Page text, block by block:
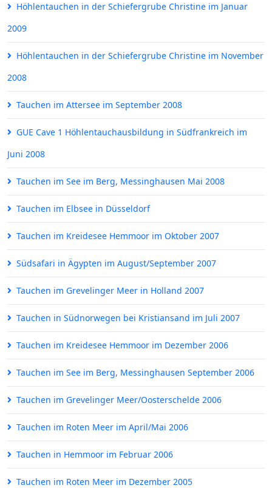
Höhlentauchen in der Schiefergrube Christine im Januar
2009
Höhlentauchen in der Schiefergrube Christine im November
2008
Tauchen im Attersee im September 2008
GUE Cave 1 Höhlentauchausbildung in Südfrankreich im
Juni 2008
Tauchen im See im Berg, Messinghausen Mai 2008
Tauchen im Elbsee in Düsseldorf
Tauchen im Kreidesee Hemmoor im Oktober 2007
Südsafari in Ägypten im August/September 2007
Tauchen im Grevelinger Meer in Holland 2007
Tauchen in Südnorwegen bei Kristiansand im Juli 2007
Tauchen im Kreidesee Hemmoor im Dezember 2006
Tauchen im See im Berg, Messinghausen September 2006
Tauchen im Grevelinger Meer/Oosterschelde 2006
Tauchen im Roten Meer im April/Mai 2006
Tauchen in Hemmoor im Februar 2006
Tauchen im Roten Meer im Dezember 2005